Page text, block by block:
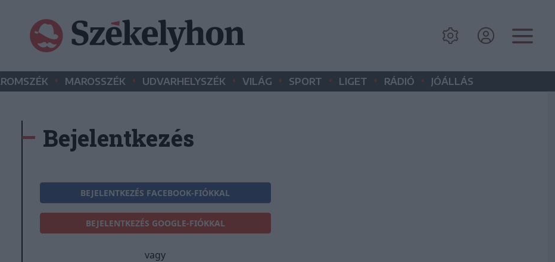
• MAROSSZÉK • UDVARHELYSZÉK • VILÁG • SPORT • LIGET • RÁDIÓ • JÓÁLLÁS
Bejelentkezés
BEJELENTKEZÉS FACEBOOK-FIÓKKAL
BEJELENTKEZÉS GOOGLE-FIÓKKAL
vagy